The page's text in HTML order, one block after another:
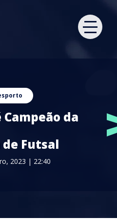
da
de Futsal
2023 | 22:40